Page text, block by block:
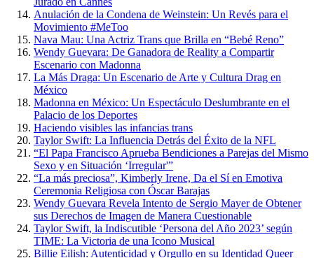
Anulación de la Condena de Weinstein: Un Revés para el
Movimiento #MeToo
Nava Mau: Una Actriz Trans que Brilla en “Bebé Reno”
Wendy Guevara: De Ganadora de Reality a Compartir
Escenario con Madonna
La Más Draga: Un Escenario de Arte y Cultura Drag en
México
Madonna en México: Un Espectáculo Deslumbrante en el
Palacio de los Deportes
Haciendo visibles las infancias trans
Taylor Swift: La Influencia Detrás del Éxito de la NFL
“El Papa Francisco Aprueba Bendiciones a Parejas del Mismo
Sexo y en Situación ‘Irregular'”
“La más preciosa”, Kimberly Irene, Da el Sí en Emotiva
Ceremonia Religiosa con Óscar Barajas
Wendy Guevara Revela Intento de Sergio Mayer de Obtener
sus Derechos de Imagen de Manera Cuestionable
Taylor Swift, la Indiscutible ‘Persona del Año 2023’ según
TIME: La Victoria de una Icono Musical
Billie Eilish: Autenticidad y Orgullo en su Identidad Queer